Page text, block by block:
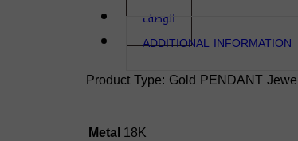
الوصف
ADDITIONAL INFORMATION
Product Type: Gold PENDANT
Metal18K